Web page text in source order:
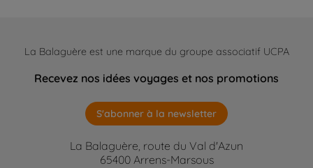
La Balaguère est une marque du groupe associatif UCPA
Recevez nos idées voyages et nos promotions
S'abonner à la newsletter
La Balaguère, route du Val d'Azun
65400 Arrens-Marsous